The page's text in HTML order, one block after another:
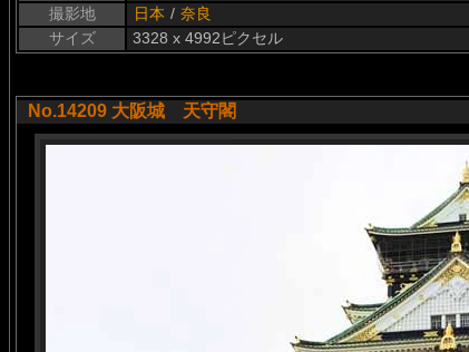
撮影地
日本 / 奈良
サイズ
3328 x 4992ピクセル
No.14209 大阪城 天守閣